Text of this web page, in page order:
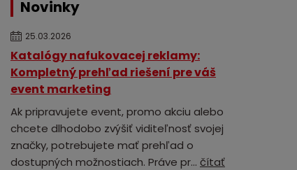
Novinky
25.03.2026
Katalógy nafukovacej reklamy:
Kompletný prehľad riešení pre váš
event marketing
Ak pripravujete event, promo akciu alebo
chcete dlhodobo zvýšiť viditeľnosť svojej
značky, potrebujete mať prehľad o
dostupných možnostiach. Práve pr... čítať